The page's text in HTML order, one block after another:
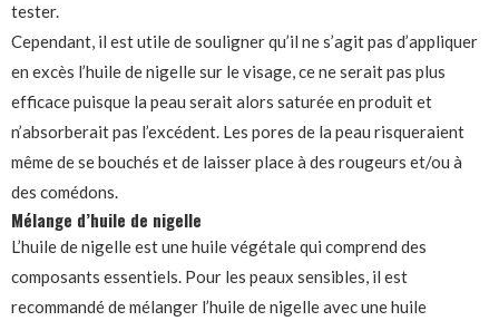
tester.
Cependant, il est utile de souligner qu’il ne s’agit pas d’appliquer
en excès l’huile de nigelle sur le visage, ce ne serait pas plus
efficace puisque la peau serait alors saturée en produit et
n’absorberait pas l’excédent. Les pores de la peau risqueraient
même de se bouchés et de laisser place à des rougeurs et/ou à
des comédons.
Mélange d’huile de nigelle
L’huile de nigelle est une huile végétale qui comprend des
composants essentiels. Pour les peaux sensibles, il est
recommandé de mélanger l’huile de nigelle avec une huile